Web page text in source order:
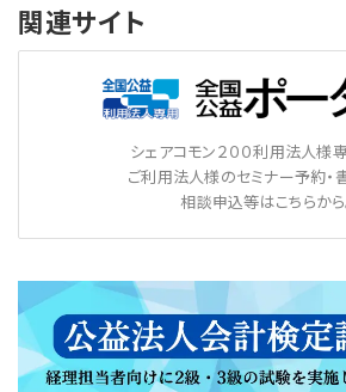
関連サイト
シェアコモン２００利用法人様
ご利用法人様のセミナー予約・
相談申込等はこちらから